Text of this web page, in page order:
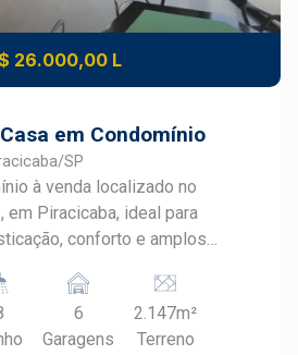
26.000,00 L
em Condomínio
SP
à venda localizado no
em Piracicaba, ideal para
conforto e amplos
terreno de 2.147 m², a
ambientes generosos,
natural e toda a
6
Garagens
2.147m²
Terreno